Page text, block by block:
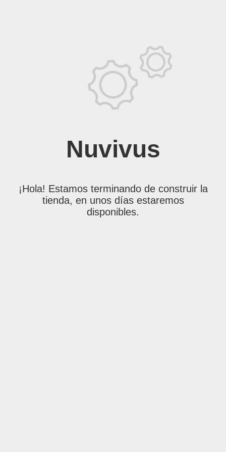
Nuvivus
¡Hola! Estamos terminando de construir la
tienda, en unos días estaremos
disponibles.